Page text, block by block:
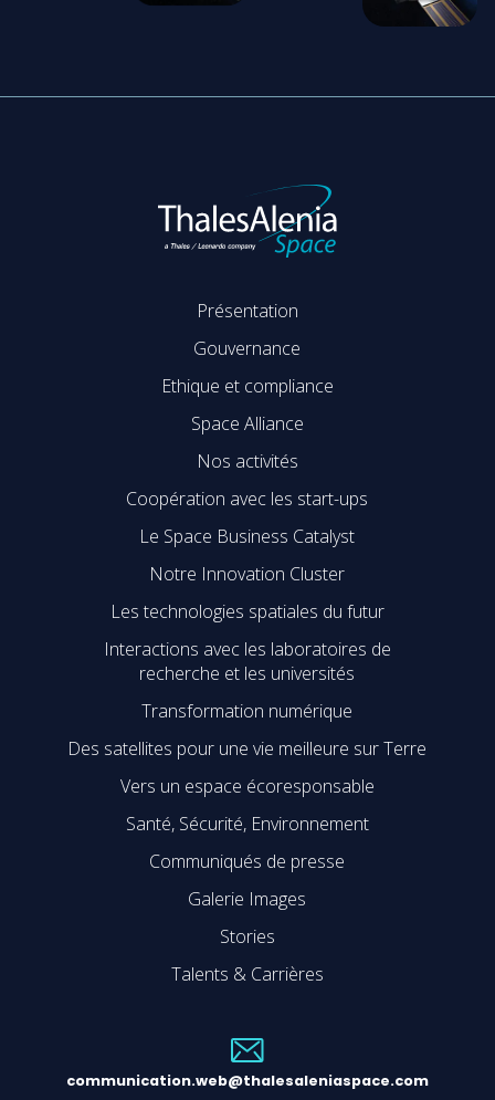
Présentation
Gouvernance
Ethique et compliance
Space Alliance
Nos activités
Coopération avec les start-ups
Le Space Business Catalyst
Notre Innovation Cluster
Les technologies spatiales du futur
Interactions avec les laboratoires de
recherche et les universités
Transformation numérique
Des satellites pour une vie meilleure sur Terre
Vers un espace écoresponsable
Santé, Sécurité, Environnement
Communiqués de presse
Galerie Images
Stories
Talents & Carrières
communication.web@thalesaleniaspace.com